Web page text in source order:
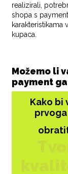
realizirali,
shopa s
karakteristikama
kupaca.
Možemo li
payment
Kako bi